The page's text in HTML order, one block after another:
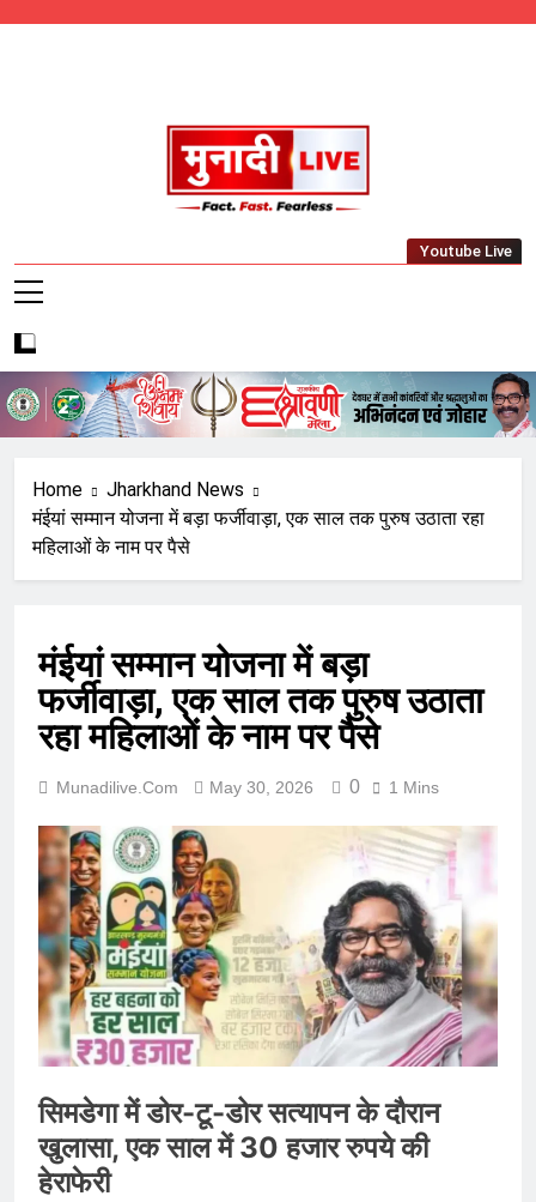
Munadi Live – Jharkhand's Leading Local
Youtube Live
Home
Jharkhand News
मंईयां सम्मान योजना में बड़ा फर्जीवाड़ा, एक साल तक पुरुष उठाता रहा
महिलाओं के नाम पर पैसे
मंईयां सम्मान योजना में बड़ा
फर्जीवाड़ा, एक साल तक पुरुष उठाता
रहा महिलाओं के नाम पर पैसे
Munadilive.com May 30, 2026 0 1 Mins
सिमडेगा में डोर-टू-डोर सत्यापन के दौरान
खुलासा, एक साल में 30 हजार रुपये की
हेराफेरी